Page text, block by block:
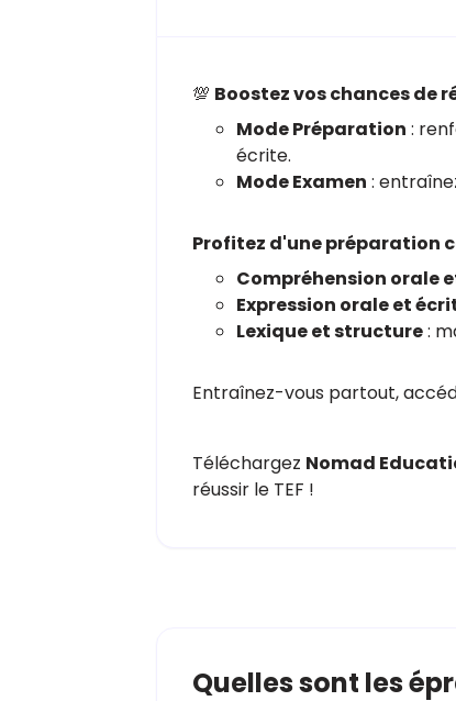
💯 Boostez vos chances de
Mode Préparation :
écrite.
Mode Examen :
Profitez d'une préparation
Compréhension orale
Expression orale et
Lexique et structure:
Entraînez-vous partout,
Téléchargez Nomad
réussir le TEF !
Quelles sont les